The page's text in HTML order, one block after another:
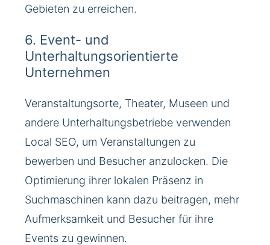
Gebieten zu erreichen.
6. Event- und
Unterhaltungsorientierte
Unternehmen
Veranstaltungsorte, Theater, Museen und
andere Unterhaltungsbetriebe verwenden
Local SEO, um Veranstaltungen zu
bewerben und Besucher anzulocken. Die
Optimierung ihrer lokalen Präsenz in
Suchmaschinen kann dazu beitragen, mehr
Aufmerksamkeit und Besucher für ihre
Events zu gewinnen.